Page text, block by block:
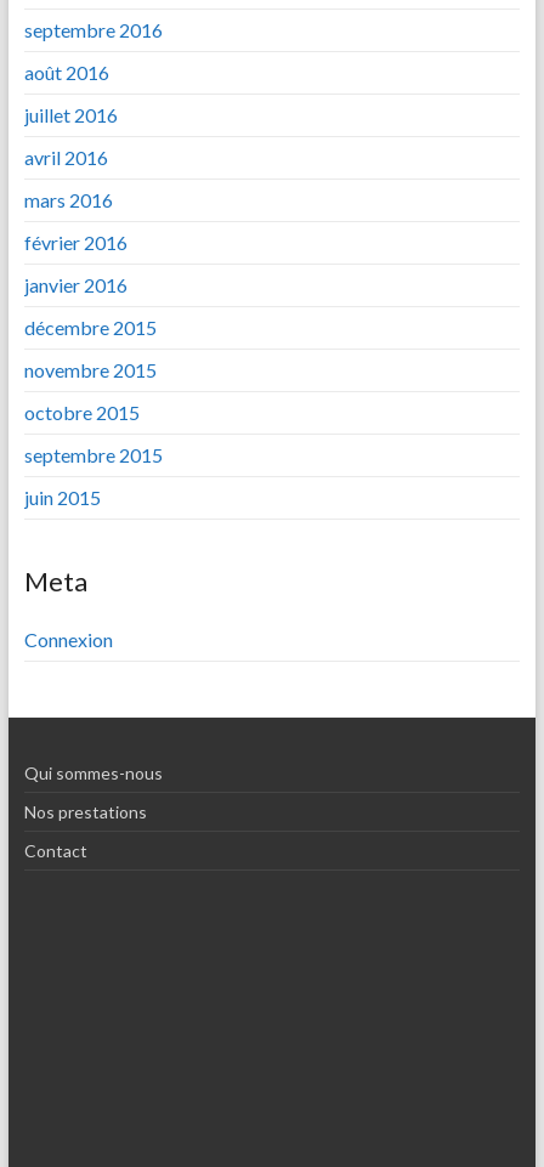
septembre 2016
août 2016
juillet 2016
avril 2016
mars 2016
février 2016
janvier 2016
décembre 2015
novembre 2015
octobre 2015
septembre 2015
juin 2015
Meta
Connexion
Qui sommes-nous
Nos prestations
Contact